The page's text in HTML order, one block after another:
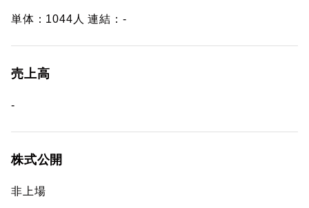
単体：1044人 連結：-
売上高
-
株式公開
非上場